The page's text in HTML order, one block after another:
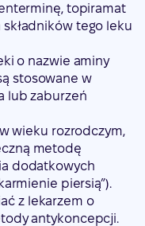
topiramat
tego leku
o nazwie aminy
stosowane w
lub zaburzeń
wieku rozrodczym,
metodę
dodatkowych
piersią”).
z lekarzem o
antykoncepcji.